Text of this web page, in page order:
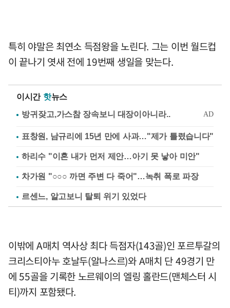
특히 야말은 최연소 득점왕을 노린다. 그는 이번 월드컵
이 끝나기 엿새 전에 19번째 생일을 맞는다.
이시간 핫뉴스
표창원, 남규리에 15년 만에 사과…"제가 틀렸습니다"
하리수 "이혼 내가 먼저 제안…아기 못 낳아 미안"
차가원 "○○○ 까면 주변 다 죽어"…녹취 폭로 파장
르센느, 알고보니 탈퇴 위기 있었다
이밖에 A매치 역사상 최다 득점자(143골)인 포르투갈의
크리스티아누 호날두(알나스르)와 A매치 단 49경기 만
에 55골을 기록한 노르웨이의 엘링 홀란드(맨체스터 시
티)까지 포함됐다.